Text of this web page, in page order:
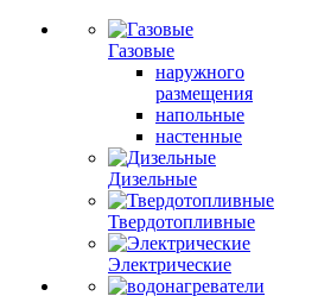
Газовые
наружного
размещения
напольные
настенные
Дизельные
Твердотопливные
Электрические